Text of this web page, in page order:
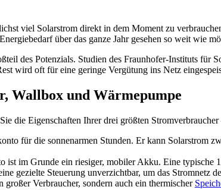
viel Solarstrom direkt in dem Moment zu
über das ganze Jahr gesehen so weit wie
des Potenzials. Studien des Fraunhofer-Instituts für
wird oft für eine geringe Vergütung ins Netz
Wallbox und Wärmepumpe
die Eigenschaften Ihrer drei größten Stromverbraucher
für die sonnenarmen Stunden. Er kann Solarstrom
im Grunde ein riesiger, mobiler Akku. Eine
gezielte Steuerung unverzichtbar, um das Stromnetz
Verbraucher, sondern auch ein thermischer